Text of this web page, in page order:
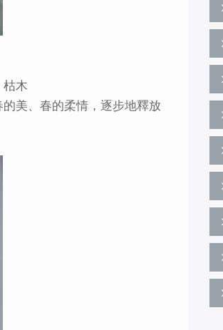
枯木
美、春的柔情，逐步地釋放